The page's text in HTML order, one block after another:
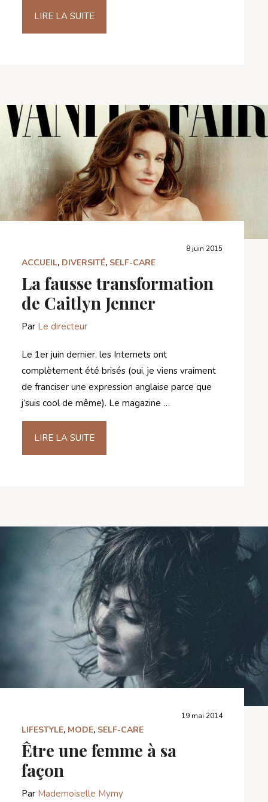
LIRE LA SUITE
8 juin 2015
ACCUEIL, DIVERSITÉ, SELF-CARE
La fausse transformation
de Caitlyn Jenner
Par Le directeur
Le 1er juin dernier, les Internets ont
complètement été brisés (oui, je viens vraiment
de franciser une expression anglaise parce que
j’suis cool de même). Le magazine …
LIRE LA SUITE
19 mai 2014
LIFESTYLE, MODE, SELF-CARE
Être une femme à sa
façon
Par Mademoiselle Mymy